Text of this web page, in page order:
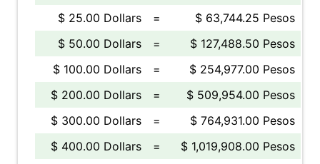
$ 25.00 Dollars
=
$ 63,744.25 Pesos
$ 50.00 Dollars
=
$ 127,488.50 Pesos
$ 100.00 Dollars
=
$ 254,977.00 Pesos
$ 200.00 Dollars
=
$ 509,954.00 Pesos
$ 300.00 Dollars
=
$ 764,931.00 Pesos
$ 400.00 Dollars
=
$ 1,019,908.00 Pesos